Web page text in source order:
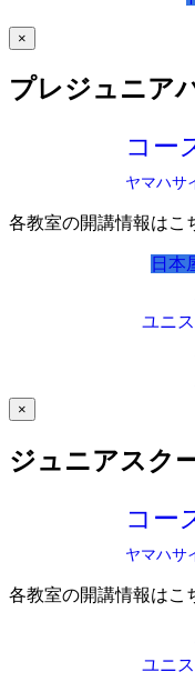
×
プレジュニア
コー
ヤマハサ
各教室の開講情報はこ
日本
ユニ
×
ジュニアスク
コー
ヤマハサ
各教室の開講情報はこ
ユニ